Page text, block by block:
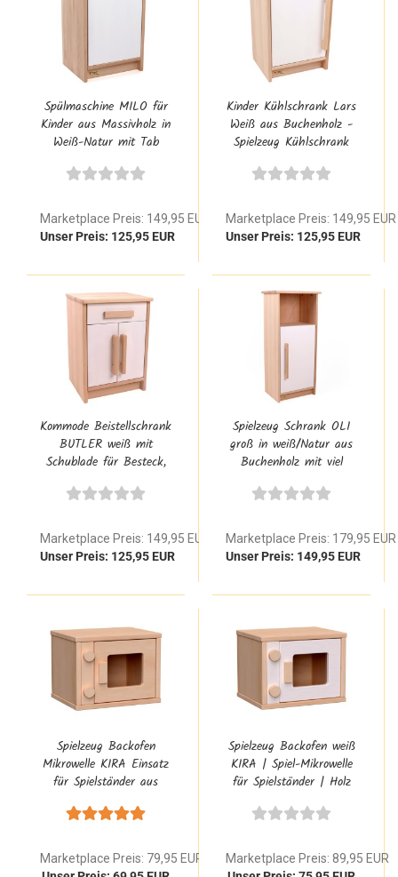
Spülmaschine MILO für
Kinder aus Massivholz in
Weiß-Natur mit Tab
Modul für Kita
Marketplace Preis: 149,95 EUR
Unser Preis: 125,95 EUR
Kinder Kühlschrank Lars
Weiß aus Buchenholz -
Spielzeug Kühlschrank
die Waldorf Kinderküche
Marketplace Preis: 149,95 EUR
Unser Preis: 125,95 EUR
Kommode Beistellschrank
BUTLER weiß mit
Schublade für Besteck,
Zubehör aus Buche
Marketplace Preis: 149,95 EUR
Unser Preis: 125,95 EUR
Spielzeug Schrank OLI
groß in weiß/Natur aus
Buchenholz mit viel
Beistellschrank hoch
Marketplace Preis: 179,95 EUR
Unser Preis: 149,95 EUR
Spielzeug Backofen
Mikrowelle KIRA Einsatz
für Spielständer aus
Marketplace Preis: 79,95 EUR
Spielzeug Backofen weiß
KIRA | Spiel-Mikrowelle
für Spielständer | Holz
Marketplace Preis: 89,95 EUR